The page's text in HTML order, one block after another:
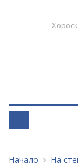
Начало На